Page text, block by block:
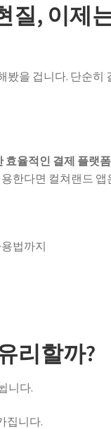
질, 이제
봤을 겁니다. 단순히
효율적인 결제 플랫폼
한다면 컬쳐랜드
리할까?
니다.
집니다.